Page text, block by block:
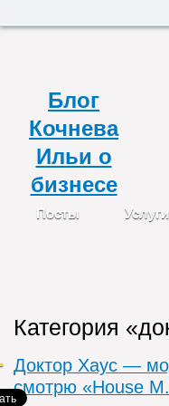
Категория
Доктор Хаус —
смотрю «House
Блог
Кочнева
Ильи о
бизнесе
Посты